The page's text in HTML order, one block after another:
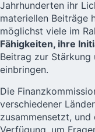
Jahrhunderten ihr
materiellen Beiträge
möglichst viele im
Fähigkeiten, ihre
Beitrag zur Stärkung
einbringen.
Die
verschiedener
zusammensetzt,
Verfügung, um